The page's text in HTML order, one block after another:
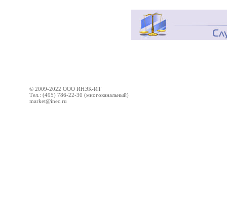
© 2009-2022 ООО ИНЭК-ИТ
Тел.: (495) 786-22-30 (многоканальный)
market@inec.ru